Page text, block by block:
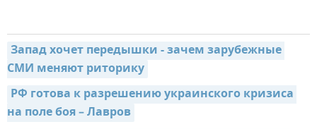
Запад хочет передышки - зачем зарубежные
СМИ меняют риторику
РФ готова к разрешению украинского кризиса
на поле боя – Лавров